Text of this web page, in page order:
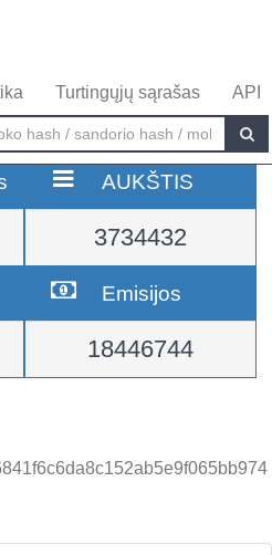
Turtingųjų sąrašas API
AUKŠTIS
3734432
Emisijos
18446744